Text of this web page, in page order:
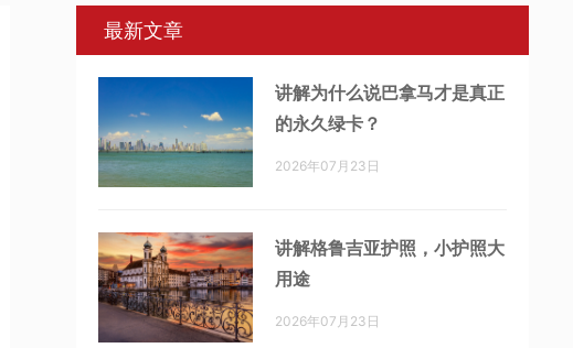
最新文章
讲解为什么说巴拿马才是真正
的永久绿卡？
2026年07月23日
讲解格鲁吉亚护照，小护照大
用途
2026年07月23日